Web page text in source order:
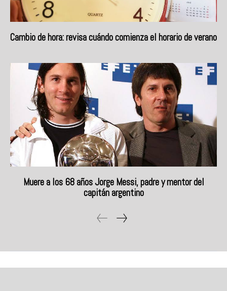
Cambio de hora: revisa cuándo comienza el horario de verano
Muere a los 68 años Jorge Messi, padre y mentor del
capitán argentino